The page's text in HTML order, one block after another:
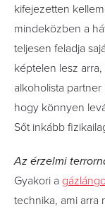
kifejezetten
mindeközben a
teljesen feladja
képtelen lesz
alkoholista
hogy könnyen
Sőt inkább
Az érzelmi
Gyakori a
technika, ami arra